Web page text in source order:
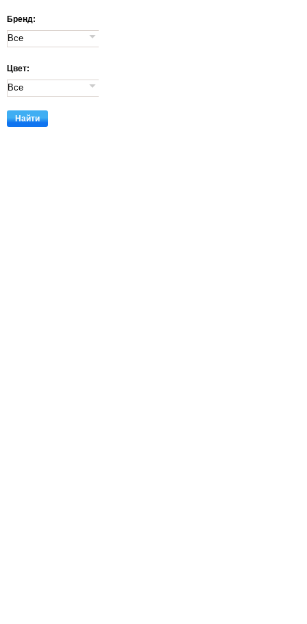
Бренд:
Цвет: